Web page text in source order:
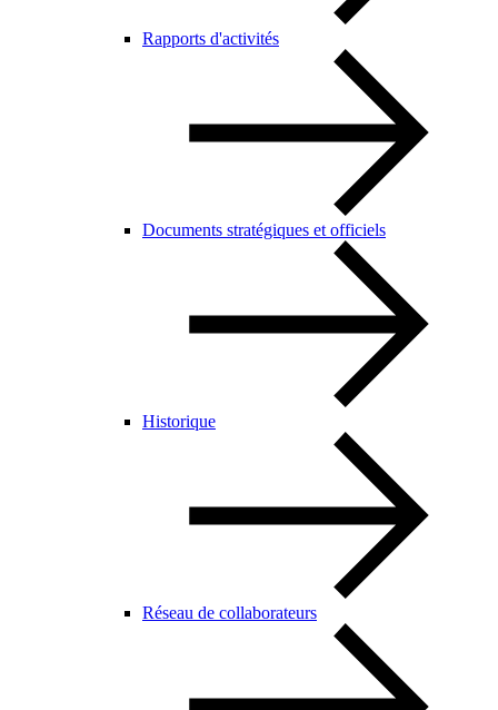
Rapports d'activités
Documents stratégiques et officiels
Historique
Réseau de collaborateurs